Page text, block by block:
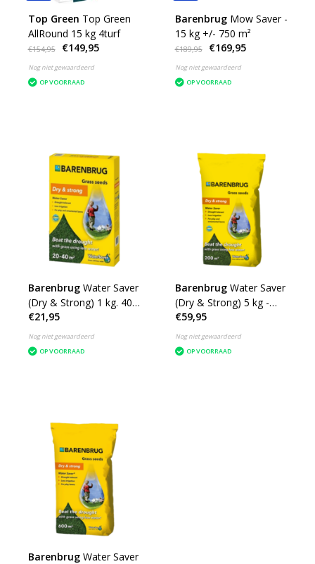
Top Green Top Green
AllRound 15 kg 4turf
€154,95 €149,95
Nog niet gewaardeerd
OP VOORRAAD
Barenbrug Mow Saver -
15 kg +/- 750 m²
€189,95 €169,95
Nog niet gewaardeerd
OP VOORRAAD
Barenbrug Water Saver
(Dry & Strong) 1 kg. 40
m²
€21,95
Nog niet gewaardeerd
OP VOORRAAD
Barenbrug Water Saver
(Dry & Strong) 5 kg -
200 m²
€59,95
Nog niet gewaardeerd
OP VOORRAAD
Barenbrug Water Saver